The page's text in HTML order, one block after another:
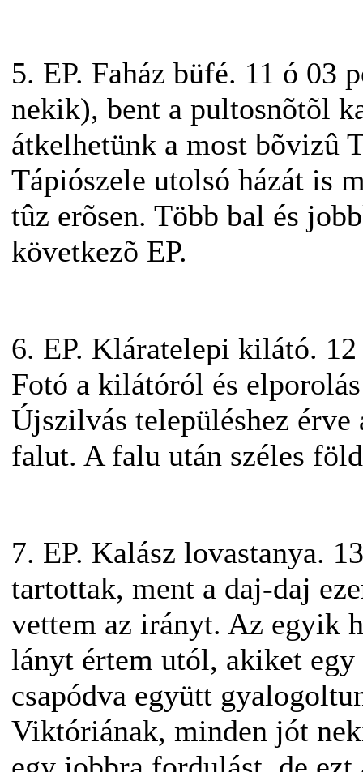
5. EP. Faház büfé. 11 ó 03
nekik), bent a pultosnõtõl
átkelhetünk a most bõvizû
Tápiószele utolsó házát is
tûz erõsen. Több bal és
következõ EP.
6. EP. Kláratelepi kilátó.
Fotó a kilátóról és
Újszilvás településhez
falut. A falu után széles
7. EP. Kalász lovastanya.
tartottak, ment a daj-daj
vettem az irányt. Az egyik
lányt értem utól, akiket
csapódva együtt
Viktóriának, minden jót